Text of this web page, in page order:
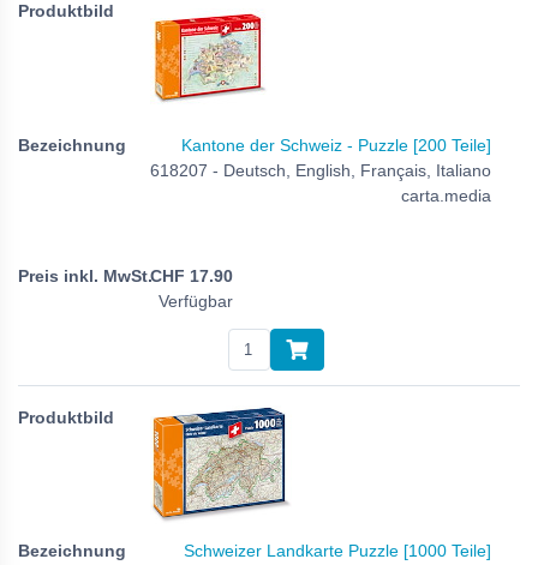
Kantone der Schweiz - Puzzle [200 Teile]
618207 - Deutsch, English, Français, Italiano
carta.media
CHF 17.90
Verfügbar
Schweizer Landkarte Puzzle [1000 Teile]